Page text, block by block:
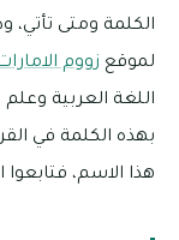
الكلمة ومتى تأتي،
لموقع زووم
اللغة العربية
بهذه الكلمة في
هذا الاسم، فتابعوا